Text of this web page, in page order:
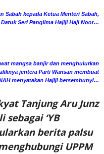
Sabah kepada Ketua Menteri Sabah,
Datuk Seri Panglima Hajiji Haji Noor…
mangsa banjir dan menghulurkan
jentera Parti Warisan membuat
menyatakan Hajiji bersembunyi…
Tanjung Aru Junz
‘YB
berita palsu
UPPM